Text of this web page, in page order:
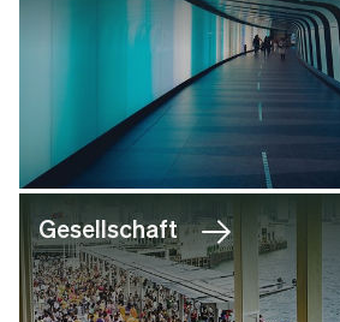
Verhaltenskodex für den Vertrieb
Gesellschaft